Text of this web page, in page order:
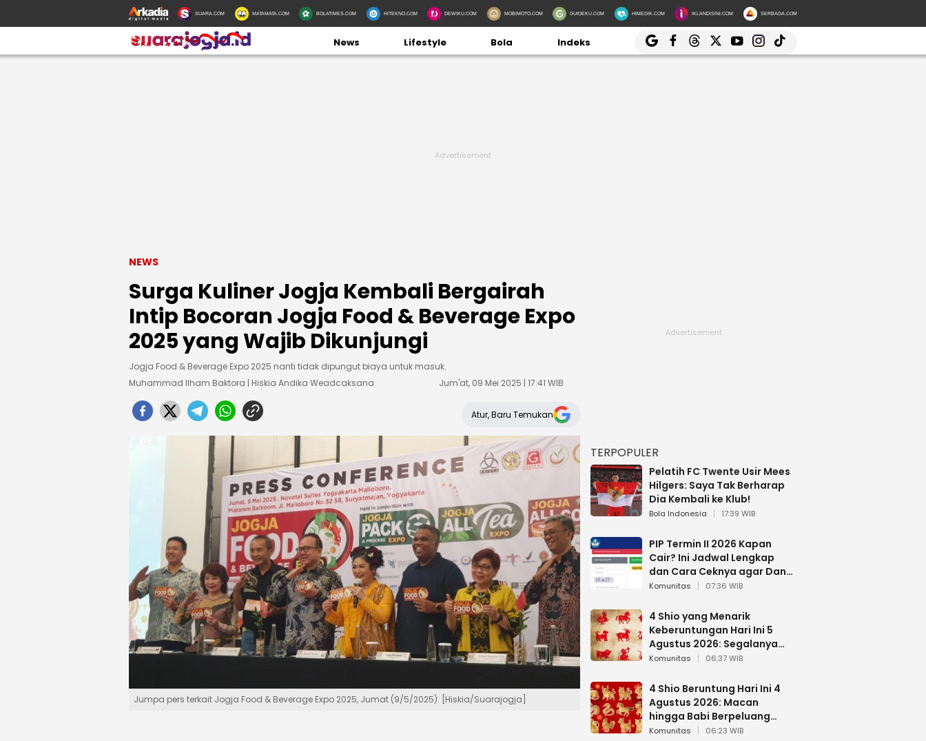
SUARA.COM MATAMATA.COM BOLATIMES.COM HITEKNO.COM DEWIKU.COM MOBIMOTO.COM GUIDEKU.COM HIMEDIK.COM IKLANDISINI.COM SERBADA.COM
News Lifestyle Bola Indeks
NEWS
Surga Kuliner Jogja Kembali Bergairah
Intip Bocoran Jogja Food & Beverage Expo
2025 yang Wajib Dikunjungi
Jogja Food & Beverage Expo 2025 nanti tidak dipungut biaya untuk masuk.
Muhammad Ilham Baktora | Hiskia Andika Weadcaksana
Jum'at, 09 Mei 2025 | 17:41 WIB
Atur, Baru Temukan
Jumpa pers terkait Jogja Food & Beverage Expo 2025, Jumat (9/5/2025). [Hiskia/Suarajogja]
TERPOPULER
Pelatih FC Twente Usir Mees
Hilgers: Saya Tak Berharap
Dia Kembali ke Klub!
Bola Indonesia 17:39 WIB
PIP Termin II 2026 Kapan
Cair? Ini Jadwal Lengkap
dan Cara Ceknya agar Dana
Tidak Hangus!
Komunitas 07:36 WIB
4 Shio yang Menarik
Keberuntungan Hari Ini 5
Agustus 2026: Segalanya
Berjalan Lancar
Komunitas 06:37 WIB
4 Shio Beruntung Hari Ini 4
Agustus 2026: Macan
hingga Babi Berpeluang
Dapat Kabar Baik
Komunitas 06:23 WIB